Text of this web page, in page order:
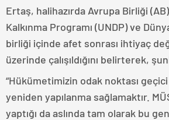
Ertaş, halihazırda Avrupa Birliği
Kalkınma Programı (UNDP) ve
birliği içinde afet sonrası ihtiyaç
üzerinde çalışıldığını belirterek,
“Hükümetimizin odak noktası geçici
yeniden yapılanma sağlamaktır.
yaptığı da aslında tam olarak bu